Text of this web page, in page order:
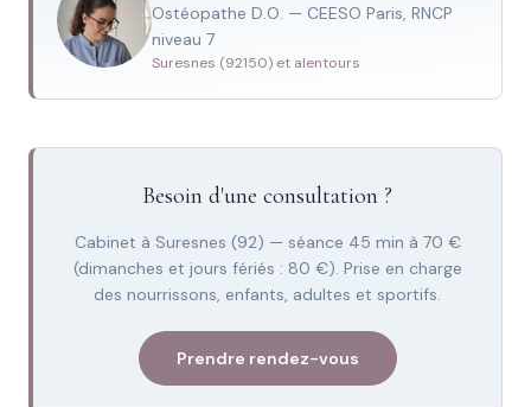
Ostéopathe D.O. — CEESO Paris, RNCP
niveau 7
Suresnes (92150) et alentours
Besoin d'une consultation ?
Cabinet à Suresnes (92) — séance 45 min à 70 €
(dimanches et jours fériés : 80 €). Prise en charge
des nourrissons, enfants, adultes et sportifs.
Prendre rendez-vous